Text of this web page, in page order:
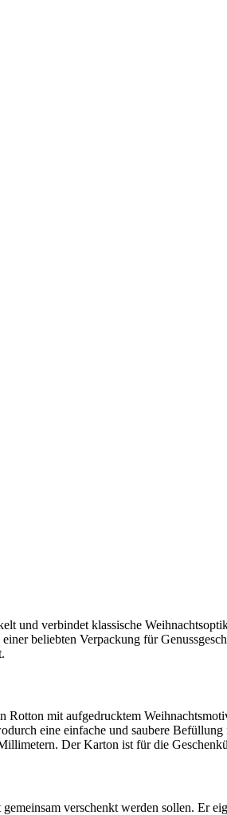
und verbindet klassische
beliebten Verpackung für
Rotton mit aufgedrucktem
eine einfache und saubere
Der Karton ist für die
verschenkt werden sollen. Er